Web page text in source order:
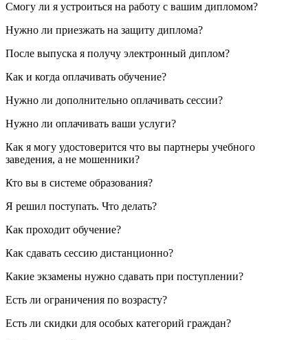
Смогу ли я устроиться на работу с вашим дипломом?
Нужно ли приезжать на защиту диплома?
После выпуска я получу электронный диплом?
Как и когда оплачивать обучение?
Нужно ли дополнительно оплачивать сессии?
Нужно ли оплачивать ваши услуги?
Как я могу удостоверится что вы партнеры учебного
заведения, а не мошенники?
Кто вы в системе образования?
Я решил поступать. Что делать?
Как проходит обучение?
Как сдавать сессию дистанционно?
Какие экзамены нужно сдавать при поступлении?
Есть ли ограничения по возрасту?
Есть ли скидки для особых категорий граждан?